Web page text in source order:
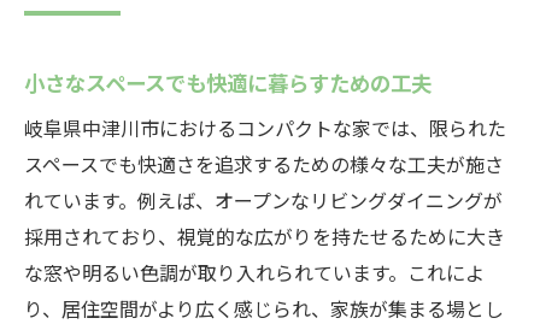
小さなスペースでも快適に暮らすための工夫
岐阜県中津川市におけるコンパクトな家では、限られた
スペースでも快適さを追求するための様々な工夫が施さ
れています。例えば、オープンなリビングダイニングが
採用されており、視覚的な広がりを持たせるために大き
な窓や明るい色調が取り入れられています。これによ
り、居住空間がより広く感じられ、家族が集まる場とし